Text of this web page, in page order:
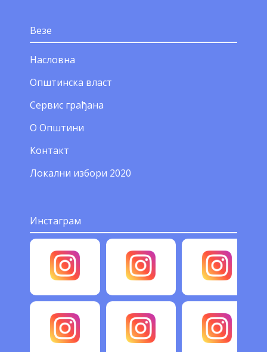
Везе
Насловна
Општинска власт
Сервис грађана
О Општини
Контакт
Локални избори 2020
Инстаграм